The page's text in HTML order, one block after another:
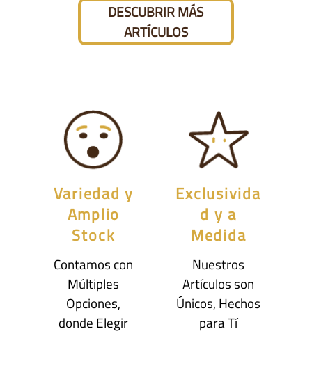
DESCUBRIR MÁS
ARTÍCULOS
Variedad y
Amplio
Stock
Contamos con
Múltiples
Opciones,
donde Elegir
Exclusivida
d y a
Medida
Nuestros
Artículos son
Únicos, Hechos
para Tí